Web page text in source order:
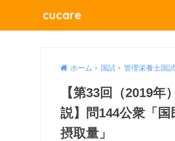
cucare
ホーム 国試 管理栄養士国試
【第33回（2019
説】問144公衆「
摂取量」